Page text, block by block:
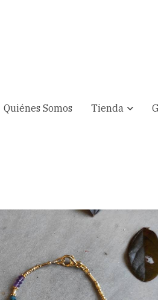
Quiénes Somos Tienda